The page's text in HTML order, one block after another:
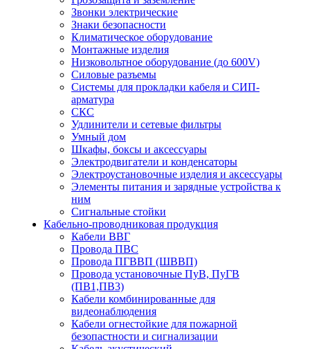
Звонки электрические
Знаки безопасности
Климатическое оборудование
Монтажные изделия
Низковольтное оборудование (до 600V)
Силовые разъемы
Системы для прокладки кабеля и СИП-
арматура
СКС
Удлинители и сетевые фильтры
Умный дом
Шкафы, боксы и аксессуары
Электродвигатели и конденсаторы
Электроустановочные изделия и аксессуары
Элементы питания и зарядные устройства к
ним
Сигнальные стойки
Кабельно-проводниковая продукция
Кабели ВВГ
Провода ПВС
Провода ПГВВП (ШВВП)
Провода установочные ПуВ, ПуГВ
(ПВ1,ПВ3)
Кабели комбинированные для
видеонаблюдения
Кабели огнестойкие для пожарной
безопастности и сигнализации